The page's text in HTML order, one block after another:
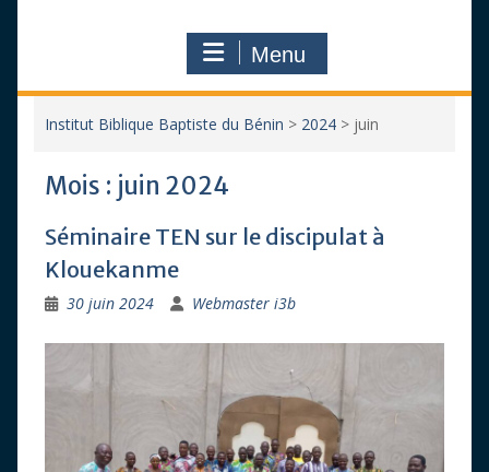
Menu
Institut Biblique Baptiste du Bénin > 2024> juin
Mois : juin 2024
Séminaire TEN sur le discipulat à
Klouekanme
30 juin 2024 Webmaster i3b